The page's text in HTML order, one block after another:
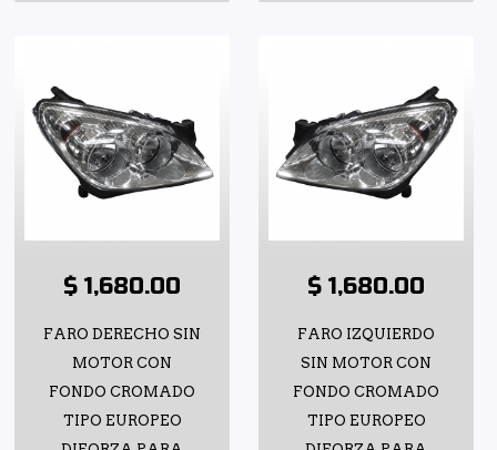
$ 1,680.00
FARO DERECHO SIN
MOTOR CON
FONDO CROMADO
TIPO EUROPEO
$ 1,680.00
FARO IZQUIERDO
SIN MOTOR CON
FONDO CROMADO
TIPO EUROPEO